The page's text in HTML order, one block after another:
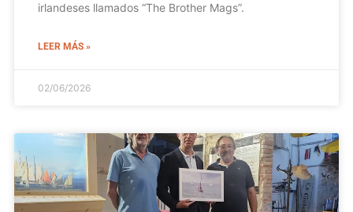
irlandeses llamados “The Brother Mags”.
LEER MÁS »
02/06/2026